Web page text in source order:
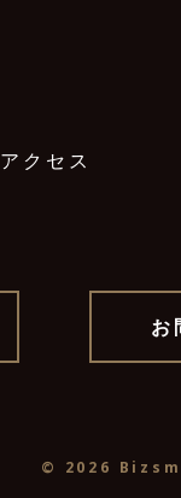
アクセス
お
© 2026